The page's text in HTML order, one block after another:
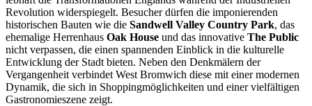
Revolution widerspiegelt. Besucher dürfen die imponierenden
historischen Bauten wie die Sandwell Valley Country Park, das
ehemalige Herrenhaus Oak House und das innovative The Public
nicht verpassen, die einen spannenden Einblick in die kulturelle
Entwicklung der Stadt bieten. Neben den Denkmälern der
Vergangenheit verbindet West Bromwich diese mit einer modernen
Dynamik, die sich in Shoppingmöglichkeiten und einer vielfältigen
Gastronomieszene zeigt.